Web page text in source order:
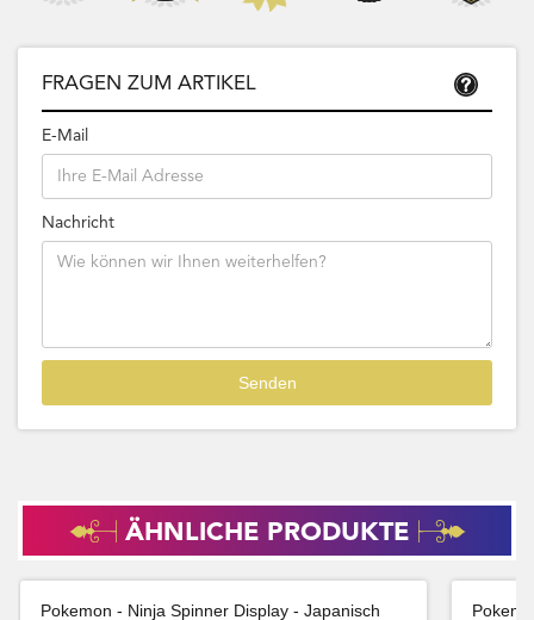
FRAGEN ZUM ARTIKEL
E-Mail
Nachricht
ÄHNLICHE PRODUKTE
Pokemon - Ninja Spinner Display - Japanisch